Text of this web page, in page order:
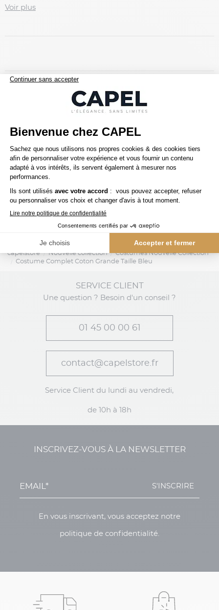
tout en confort. Sa matière stretch et sa construction
C...
Voir plus
Service client 01 45 00 00 61
Paiement sécurisé
capelstore Nouvelle collection
Costumes Nouvelle Collection
Costume Complet Coton Grande Taille Bleu
SERVICE CLIENT
Une question ? Besoin d'un conseil ?
01 45 00 00 61
contact@capelstore.fr
Service Client du lundi au vendredi,
de 10h à 18h
INSCRIVEZ-VOUS À LA NEWSLETTER
S'INSCRIRE
En vous inscrivant, vous acceptez notre
politique de confidentialité.